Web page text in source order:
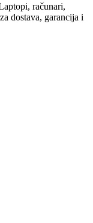
računari,
dostava, garancija i